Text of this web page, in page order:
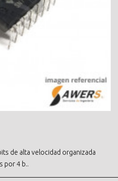
de alta velocidad organizada
por 4 b..